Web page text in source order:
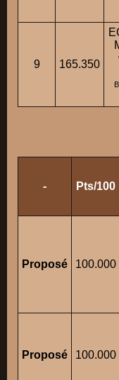
9 165.350
- Pts/100
Proposé 100.000
Proposé 100.000